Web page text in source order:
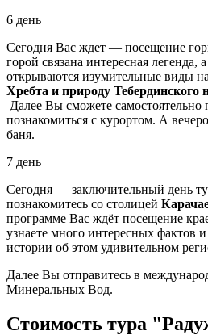
6 день
Сегодня Вас ждет — посещение
горой связана интересная легенда,
открываются изумительные виды
Хребта и природу Тебердинского
Далее Вы сможете самостоятельно
познакомиться с курортом. А
баня.
7 день
Сегодня — заключительный день
познакомитесь со столицей
программе Вас ждёт посещение
узнаете много интересных фактов
истории об этом удивительном
Далее Вы отправитесь в
Минеральных Вод.
Стоимость тура